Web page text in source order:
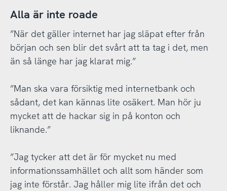
Alla är inte roade
”När det gäller internet har jag släpat efter från
början och sen blir det svårt att ta tag i det, men
än så länge har jag klarat mig.”
”Man ska vara försiktig med internetbank och
sådant, det kan kännas lite osäkert. Man hör ju
mycket att de hackar sig in på konton och
liknande.”
”Jag tycker att det är för mycket nu med
informationssamhället och allt som händer som
jag inte förstår. Jag håller mig lite ifrån det och